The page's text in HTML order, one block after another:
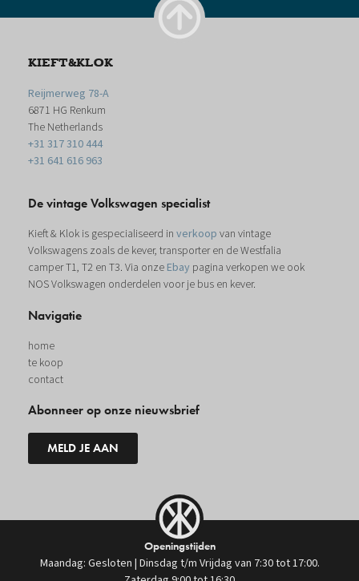
KIEFT&KLOK
Reijmerweg 78-A
6871 HG Renkum
The Netherlands
+31 317 310 444
+31 641 616 963
De vintage Volkswagen specialist
Kieft & Klok is gespecialiseerd in verkoop van vintage
Volkswagens zoals de kever, transporter en de Westfalia
camper T1, T2 en T3. Via onze Ebay pagina verkopen we ook
NOS Volkswagen onderdelen voor je bus en kever.
Navigatie
home
te koop
contact
Abonneer op onze nieuwsbrief
MELD JE AAN
Openingstijden
Maandag: Gesloten | Dinsdag t/m Vrijdag van 7:30 tot 17:00.